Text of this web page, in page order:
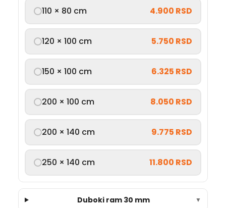
110 × 80 cm 4.900 RSD
120 × 100 cm 5.750 RSD
150 × 100 cm 6.325 RSD
200 × 100 cm 8.050 RSD
200 × 140 cm 9.775 RSD
250 × 140 cm 11.800 RSD
Duboki ram 30 mm ▼